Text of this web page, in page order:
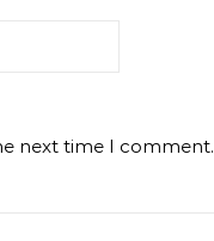
next time I comment.